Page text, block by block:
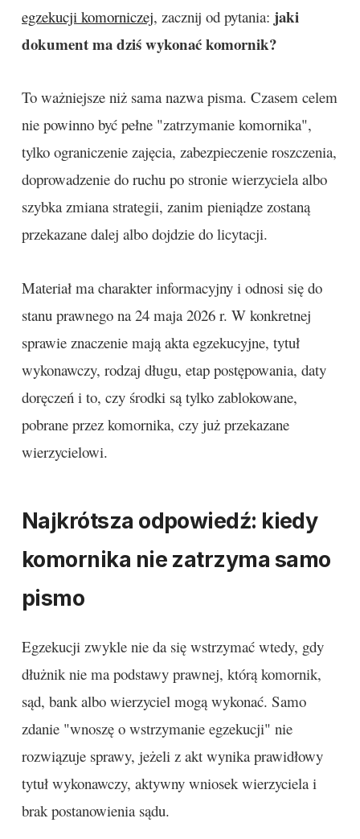
egzekucji komorniczej, zacznij od pytania: jaki
dokument ma dziś wykonać komornik?
To ważniejsze niż sama nazwa pisma. Czasem celem
nie powinno być pełne "zatrzymanie komornika",
tylko ograniczenie zajęcia, zabezpieczenie roszczenia,
doprowadzenie do ruchu po stronie wierzyciela albo
szybka zmiana strategii, zanim pieniądze zostaną
przekazane dalej albo dojdzie do licytacji.
Materiał ma charakter informacyjny i odnosi się do
stanu prawnego na 24 maja 2026 r. W konkretnej
sprawie znaczenie mają akta egzekucyjne, tytuł
wykonawczy, rodzaj długu, etap postępowania, daty
doręczeń i to, czy środki są tylko zablokowane,
pobrane przez komornika, czy już przekazane
wierzycielowi.
Najkrótsza odpowiedź: kiedy
komornika nie zatrzyma samo
pismo
Egzekucji zwykle nie da się wstrzymać wtedy, gdy
dłużnik nie ma podstawy prawnej, którą komornik,
sąd, bank albo wierzyciel mogą wykonać. Samo
zdanie "wnoszę o wstrzymanie egzekucji" nie
rozwiązuje sprawy, jeżeli z akt wynika prawidłowy
tytuł wykonawczy, aktywny wniosek wierzyciela i
brak postanowienia sądu.